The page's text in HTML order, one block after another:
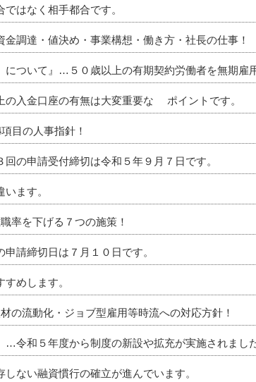
はなく相手都合です。
調達・値決め・事業構想・働き方・社長の仕事！
ついて』…５０歳以上の有期契約労働者を無期雇
の入金口座の有無は大変重要な ポイントです。
目の人事指針！
の申請受付締切は令和５年９月７日です。
ます。
率を下げる７つの施策！
請締切日は７月１０日です。
めします。
の流動化・ジョブ型雇用等時流への対応方針！
令和５年度から制度の新設や拡充が実施されました
ない融資慣行の確立が進んでいます。